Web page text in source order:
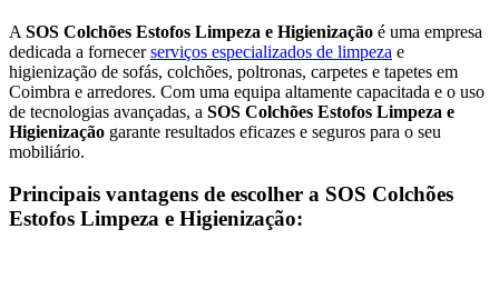
A SOS Colchões Estofos Limpeza e Higienização é uma empresa
dedicada a fornecerserviços especializados de limpeza e
higienização de sofás, colchões, poltronas, carpetes e tapetes em
Coimbra e arredores. Com uma equipa altamente capacitada e o uso
de tecnologias avançadas, a SOS Colchões Estofos Limpeza e
Higienização garante resultados eficazes e seguros para o seu
mobiliário.
Principais vantagens de escolher a SOS Colchões
Estofos Limpeza e Higienização: